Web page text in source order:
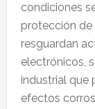
condiciones
protección
resguardan
electrónicos,
industrial que
efectos